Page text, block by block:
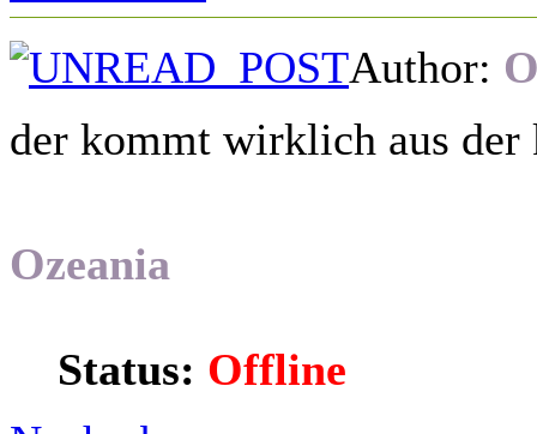
Author:
der kommt wirklich aus
Ozeania
Status: Offline